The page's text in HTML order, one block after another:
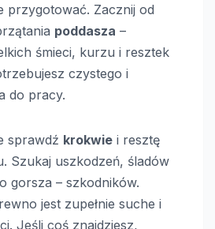
przygotować. Zacznij od
poddasza –
śmieci, kurzu i resztek
czystego i
do pracy.
sprawdź krokwie i resztę
Szukaj uszkodzeń, śladów
gorsza – szkodników.
jest zupełnie suche i
Jeśli coś znajdziesz,